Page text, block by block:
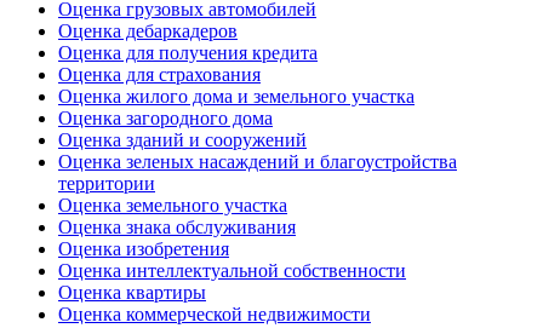
Оценка грузовых автомобилей
Оценка дебаркадеров
Оценка для получения кредита
Оценка для страхования
Оценка жилого дома и земельного участка
Оценка загородного дома
Оценка зданий и сооружений
Оценка зеленых насаждений и благоустройства
территории
Оценка земельного участка
Оценка знака обслуживания
Оценка изобретения
Оценка интеллектуальной собственности
Оценка квартиры
Оценка коммерческой недвижимости